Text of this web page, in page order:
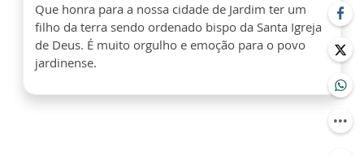
Que honra para a nossa cidade de Jardim ter um
filho da terra sendo ordenado bispo da Santa Igreja
de Deus. É muito orgulho e emoção para o povo
jardinense.